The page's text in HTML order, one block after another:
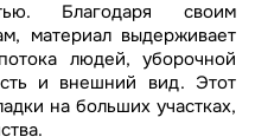
Благодаря своим
материал выдерживает
людей, уборочной
и внешний вид. Этот
на больших участках,